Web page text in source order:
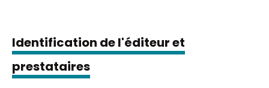
Identification de l'éditeur et
prestataires